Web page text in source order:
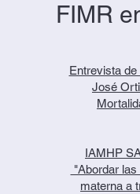
FIMR
Entrevista
José
IAMHP
"Abordar
materna a